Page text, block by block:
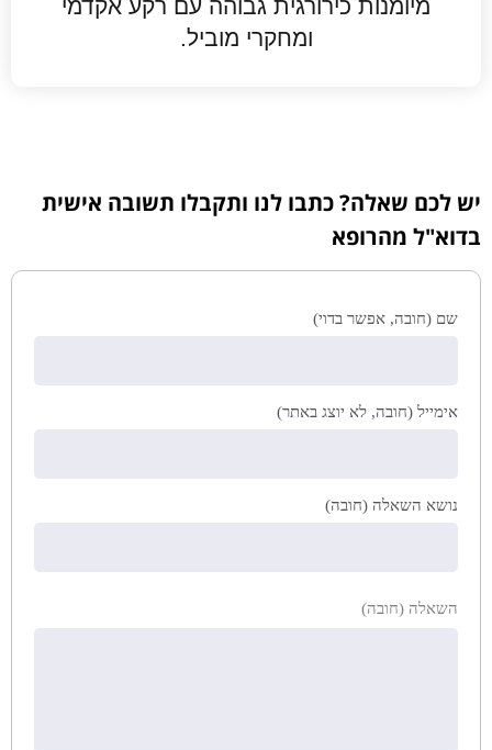
מיומנות כירורגית גבוהה עם רקע אקדמי
ומחקרי מוביל.
יש לכם שאלה? כתבו לנו ותקבלו תשובה אישית
בדוא"ל מהרופא
שם (חובה, אפשר בדוי)
אימייל (חובה, לא יוצג באתר)
נושא השאלה (חובה)
השאלה (חובה)